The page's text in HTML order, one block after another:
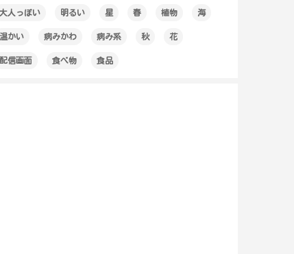
大人っぽい 明るい 星 春 植物 海
温かい 病みかわ 病み系 秋 花
配信画面 食べ物 食品